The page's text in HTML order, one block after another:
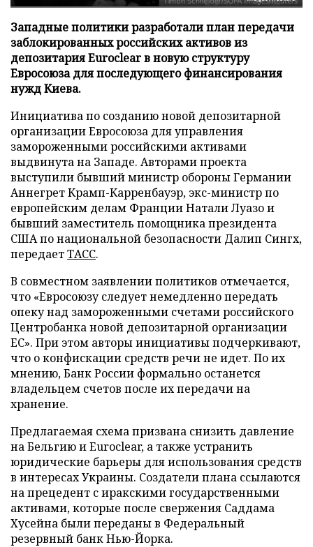
Западные политики разработали план передачи
заблокированных российских активов из
депозитария Euroclear в новую структуру
Евросоюза для последующего финансирования
нужд Киева.
Инициатива по созданию новой депозитарной
организации Евросоюза для управления
замороженными российскими активами
выдвинута на Западе. Авторами проекта
выступили бывший министр обороны Германии
Аннегрет Крамп-Карренбауэр, экс-министр по
европейским делам Франции Натали Луазо и
бывший заместитель помощника президента
США по национальной безопасности Далип Сингх,
передаетТАСС.
В совместном заявлении политиков отмечается,
что «Евросоюзу следует немедленно передать
опеку над замороженными счетами российского
Центробанка новой депозитарной организации
ЕС». При этом авторы инициативы подчеркивают,
что о конфискации средств речи не идет. По их
мнению, Банк России формально останется
владельцем счетов после их передачи на
хранение.
Предлагаемая схема призвана снизить давление
на Бельгию и Euroclear, а также устранить
юридические барьеры для использования средств
в интересах Украины. Создатели плана ссылаются
на прецедент с иракскими государственными
активами, которые после свержения Саддама
Хусейна были переданы в Федеральный
резервный банк Нью-Йорка.